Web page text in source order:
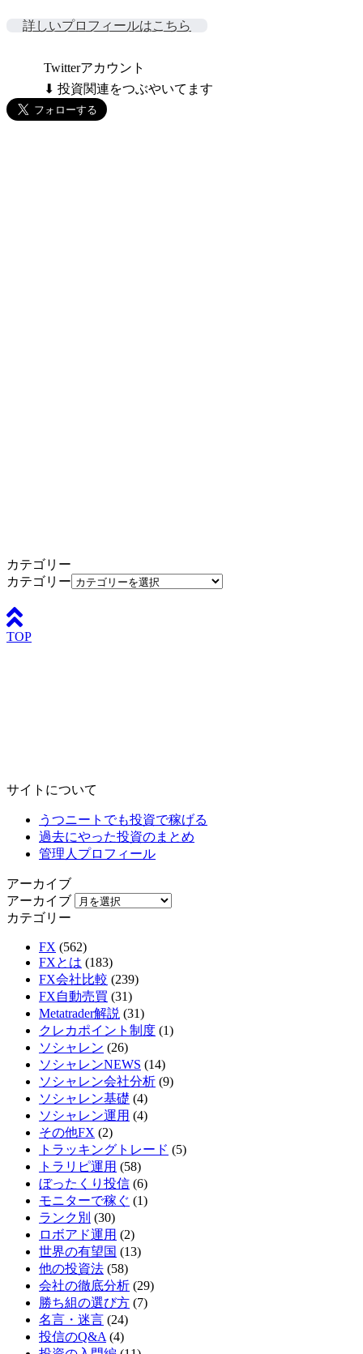
詳しいプロフィールはこちら
Twitterアカウント
⬇ 投資関連をつぶやいてます
カテゴリー
カテゴリー
TOP
サイトについて
うつニートでも投資で稼げる
過去にやった投資のまとめ
管理人プロフィール
アーカイブ
アーカイブ
カテゴリー
FX (562)
FXとは (183)
FX会社比較 (239)
FX自動売買 (31)
Metatrader解説 (31)
クレカポイント制度 (1)
ソシャレン (26)
ソシャレンNEWS (14)
ソシャレン会社分析 (9)
ソシャレン基礎 (4)
ソシャレン運用 (4)
その他FX (2)
トラッキングトレード (5)
トラリピ運用 (58)
ぼったくり投信 (6)
モニターで稼ぐ (1)
ランク別 (30)
ロボアド運用 (2)
世界の有望国 (13)
他の投資法 (58)
会社の徹底分析 (29)
勝ち組の選び方 (7)
名言・迷言 (24)
投信のQ&A (4)